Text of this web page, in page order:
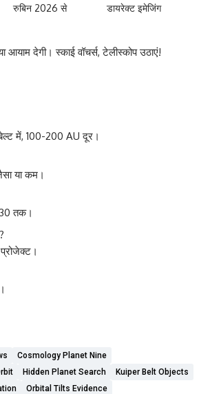
रुबिन 2026 से डायरेक्ट इमेजिंग
देगी। स्काई वॉचर्स, टेलीस्कोप उठाएं!
में, 100-200 AU दूर।
या कम।
तक।
Cosmology Planet Nine
Hidden Planet Search
Kuiper Belt Objects
Orbital Tilts Evidence